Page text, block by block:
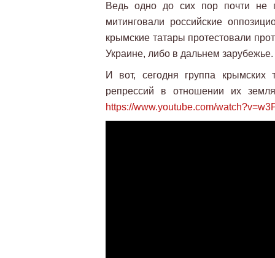
Ведь одно до сих пор почти не
митинговали российские
крымские татары протестовали
Украине, либо в дальнем зарубежье.
И вот, сегодня группа крымских
репрессий в отношении их
https://www.youtube.com/